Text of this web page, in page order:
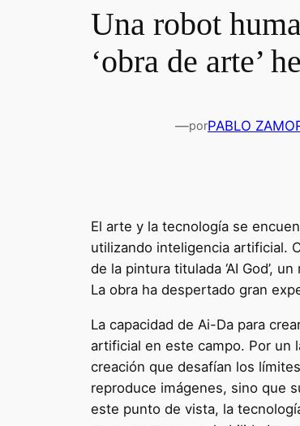
Una robot
‘obra de arte’
—porPABLO
El arte y la tecnología se
utilizando inteligencia artificial.
de la pintura titulada ‘AI God’,
La obra ha despertado gran
La capacidad de Ai-Da para
artificial en este campo. Por un
creación que desafían los
reproduce imágenes, sino que
este punto de vista, la